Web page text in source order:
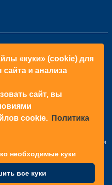
«куки» (cookie) для
и анализа
сайт, вы
cookie. Политика
необходимые куки
все куки
КОНТАКТЫ
+998(71)2052433
+998(71)2052422
г. Ташкент, Янгихаёт р-н, Файзли
МФЙ, ул. Райхон, Н6-1003 стр.